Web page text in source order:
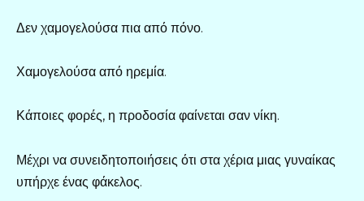
Δεν χαμογελούσα πια από πόνο.
Χαμογελούσα από ηρεμία.
Κάποιες φορές, η προδοσία φαίνεται σαν νίκη.
Μέχρι να συνειδητοποιήσεις ότι στα χέρια μιας γυναίκας
υπήρχε ένας φάκελος.